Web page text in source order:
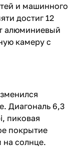
и машинного
достиг 12
алюминиевый
камеру с
Диагональ 6,3
пиковая
покрытие
на солнце.